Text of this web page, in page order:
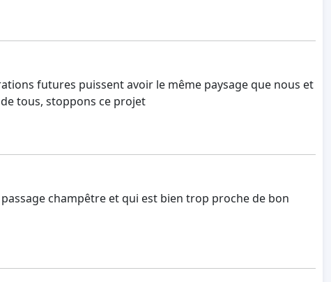
futures puissent avoir le même paysage que nous et
tous, stoppons ce projet
champêtre et qui est bien trop proche de bon